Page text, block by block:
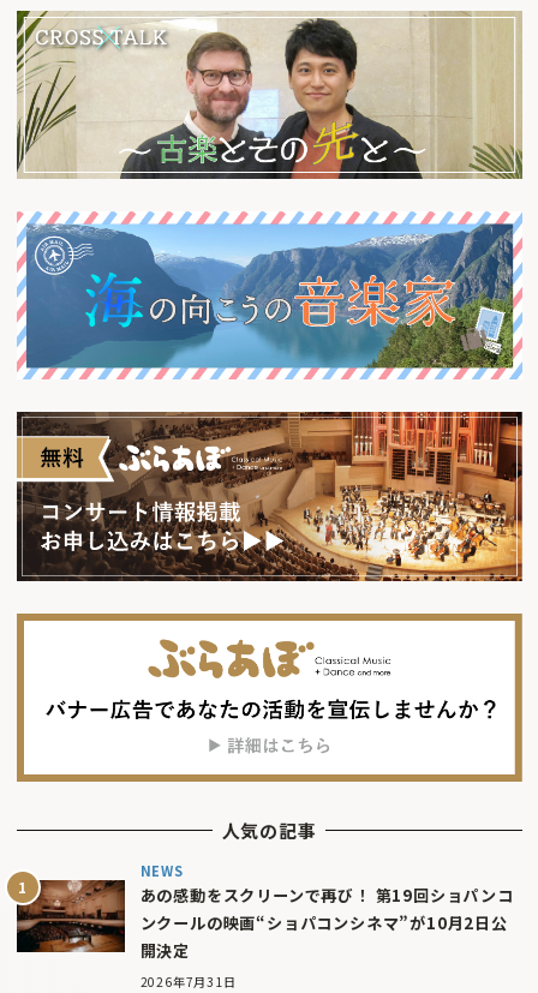
人気の記事
NEWS
あの感動をスクリーンで再び！ 第19回ショパンコ
ンクールの映画“ショパコンシネマ”が10月2日公
開決定
2026年7月31日